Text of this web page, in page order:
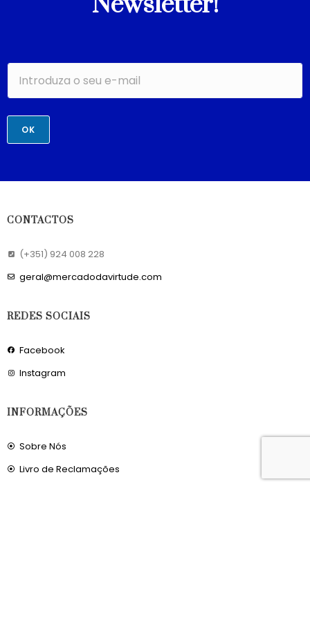
OK
CONTACTOS
(+351) 924 008 228
geral@mercadodavirtude.com
REDES SOCIAIS
Facebook
Instagram
INFORMAÇÕES
Sobre Nós
Livro de Reclamações